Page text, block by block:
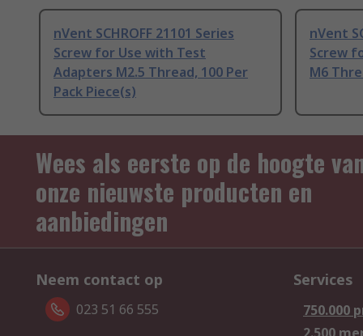
nVent SCHROFF 21101 Series
Screw for Use with Test
Adapters M2.5 Thread, 100 Per
Pack Piece(s)
nVent
Screw
M6
Wees als eerste op de hoogte
onze nieuwste producten en
aanbiedingen
Neem contact op
023 51 66 555
Services
750.000